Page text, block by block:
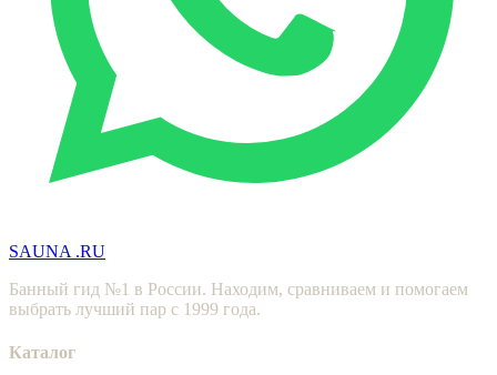
SAUNA .RU
Банный гид №1 в России. Находим, сравниваем и помогаем
выбрать лучший пар с 1999 года.
Каталог